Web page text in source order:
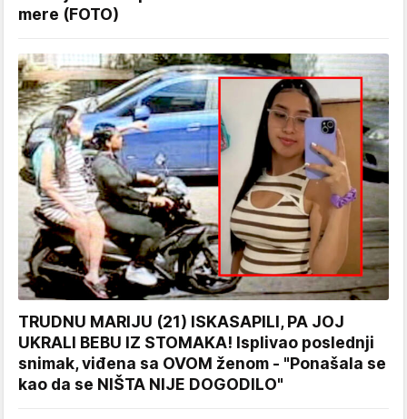
mere (FOTO)
TRUDNU MARIJU (21) ISKASAPILI, PA JOJ
UKRALI BEBU IZ STOMAKA! Isplivao poslednji
snimak, viđena sa OVOM ženom - "Ponašala se
kao da se NIŠTA NIJE DOGODILO"